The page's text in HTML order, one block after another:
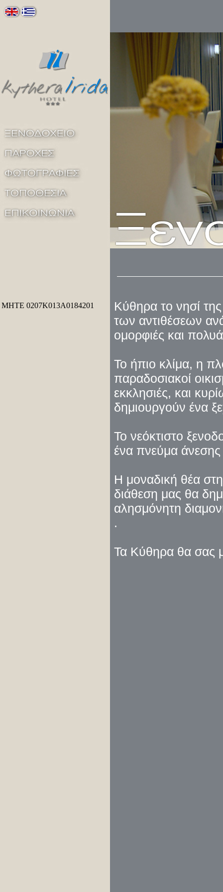
ΜΗΤΕ 0207Κ013Α0184201
Κύθηρα το νησί
των αντιθέσεων
ομορφιές και
Το ήπιο κλίμα, η
παραδοσιακοί
εκκλησιές, και
δημιουργούν ένα
Το νεόκτιστο
ένα πνεύμα άνεσης
Η μοναδική θέα
διάθεση μας θα
αλησμόνητη
.
Τα Κύθηρα θα σας